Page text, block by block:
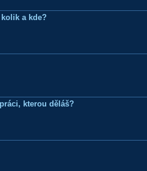
a kde?
kterou děláš?